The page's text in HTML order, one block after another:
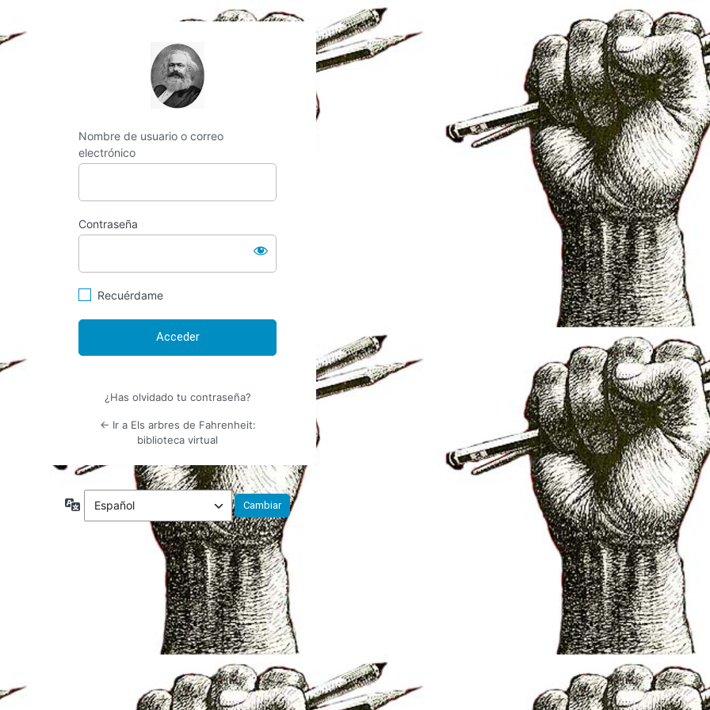
http://espai-marx.net/elsarbres
Nombre de usuario o correo
electrónico
Contraseña
Recuérdame
¿Has olvidado tu contraseña?
← Ir a Els arbres de Fahrenheit:
biblioteca virtual
Idioma